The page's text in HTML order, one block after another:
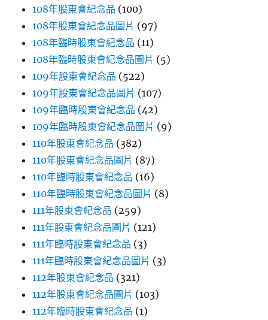
108年股東會紀念品 (100)
108年股東會紀念品圖片 (97)
108年臨時股東會紀念品 (11)
108年臨時股東會紀念品圖片 (5)
109年股東會紀念品 (522)
109年股東會紀念品圖片 (107)
109年臨時股東會紀念品 (42)
109年臨時股東會紀念品圖片 (9)
110年股東會紀念品 (382)
110年股東會紀念品圖片 (87)
110年臨時股東會紀念品 (16)
110年臨時股東會紀念品圖片 (8)
111年股東會紀念品 (259)
111年股東會紀念品圖片 (121)
111年臨時股東會紀念品 (3)
111年臨時股東會紀念品圖片 (3)
112年股東會紀念品 (321)
112年股東會紀念品圖片 (103)
112年臨時股東會紀念品 (1)